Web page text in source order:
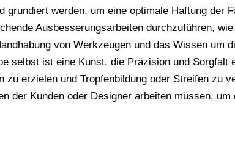
werden, um eine optimale Haftung der
Ausbesserungsarbeiten durchzuführen,
von Werkzeugen und das Wissen um
selbst ist eine Kunst, die Präzision und
erzielen und Tropfenbildung oder Streifen zu
der Kunden oder Designer arbeiten müssen,